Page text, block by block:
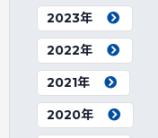
2023年
2022年
2021年
2020年